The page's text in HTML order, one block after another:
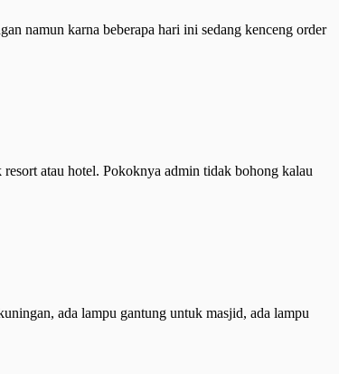
namun karna beberapa hari ini sedang kenceng order
atau hotel. Pokoknya admin tidak bohong kalau
ada lampu gantung untuk masjid, ada lampu